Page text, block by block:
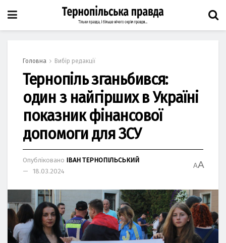
Головна Вибір редакції
Тернопіль зганьбився:
один з найгірших в Україні
показник фінансової
допомоги для ЗСУ
Опубліковано ІВАН ТЕРНОПІЛЬСЬКИЙ
18.03.2024
AA